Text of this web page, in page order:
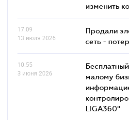
изменить
17.09
13 июля 2026
Продали
сеть -
10.55
3 июня 2026
малому
LIGA360"